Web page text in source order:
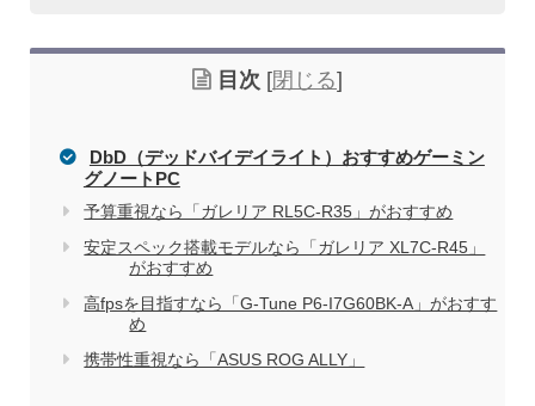
関連記事
おすすめしない理由
目次 [閉じる]
DbD（デッドバイデイライト）おすすめゲーミン
グノートPC
予算重視なら「ガレリア RL5C-R35」がおすすめ
安定スペック搭載モデルなら「ガレリア XL7C-R45」
がおすすめ
高fpsを目指すなら「G-Tune P6-I7G60BK-A」がおすす
め
携帯性重視なら「ASUS ROG ALLY」